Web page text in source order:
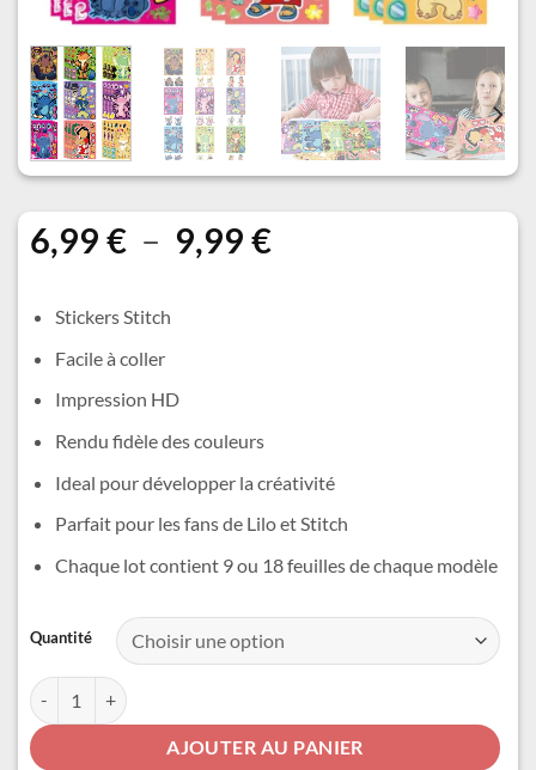
6,99 € – 9,99 €Plage
Stickers Stitch
Facile à coller
Impression HD
Rendu fidèle des couleurs
Ideal pour développer la créativité
Parfait pour les fans de Lilo et Stitch
Chaque lot contient 9 ou 18 feuilles de chaque modèle
Quantité
quantité de Stitch Sticker Art
AJOUTER AU PANIER